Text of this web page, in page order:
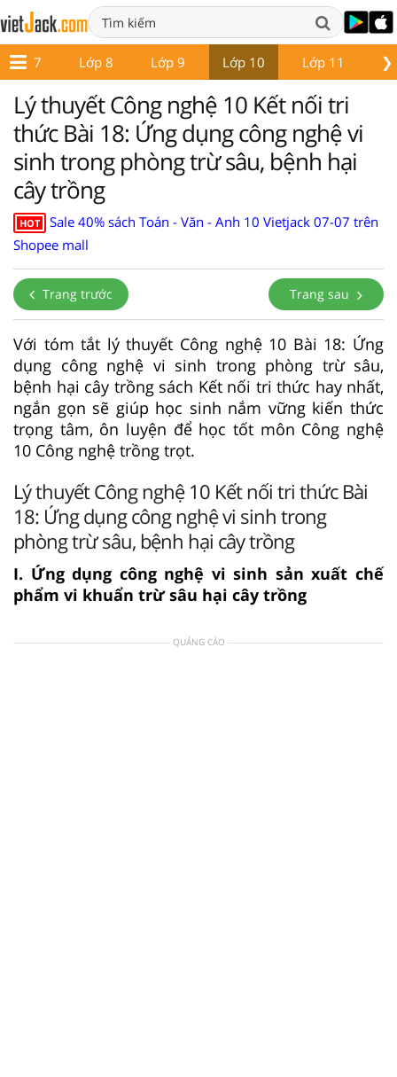
❯
Lớp 7 Lớp 8 Lớp 9 Lớp 10 Lớp 11
Lý thuyết Công nghệ 10 Kết nối tri
thức Bài 18: Ứng dụng công nghệ vi
sinh trong phòng trừ sâu, bệnh hại
cây trồng
HOT
Sale 40% sách Toán - Văn - Anh 10 Vietjack 07-07 trên
Shopee mall
Trang trước Trang sau
Với tóm tắt lý thuyết Công nghệ 10 Bài 18: Ứng
dụng công nghệ vi sinh trong phòng trừ sâu,
bệnh hại cây trồng sách Kết nối tri thức hay nhất,
ngắn gọn sẽ giúp học sinh nắm vững kiến thức
trọng tâm, ôn luyện để học tốt môn Công nghệ
10 Công nghệ trồng trọt.
Lý thuyết Công nghệ 10 Kết nối tri thức Bài
18: Ứng dụng công nghệ vi sinh trong
phòng trừ sâu, bệnh hại cây trồng
I. Ứng dụng công nghệ vi sinh sản xuất chế
phẩm vi khuẩn trừ sâu hại cây trồng
QUẢNG CÁO